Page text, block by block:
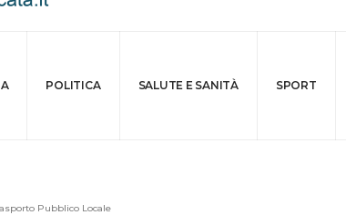
POLITICA SALUTE E SANITÀ SPORT
Pubblico Locale